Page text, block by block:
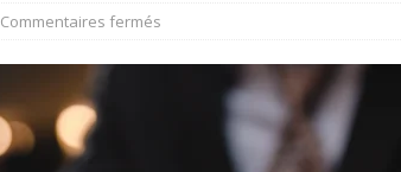
Commentaires fermés